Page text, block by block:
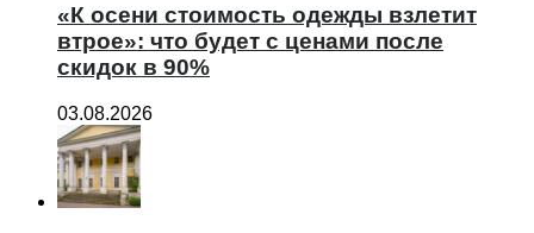
«К осени стоимость одежды взлетит
втрое»: что будет с ценами после
скидок в 90%
03.08.2026